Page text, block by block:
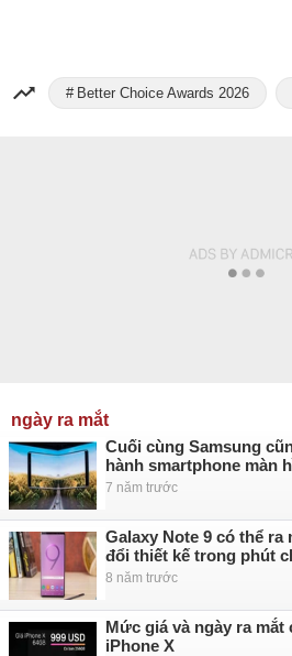
Better Choice Awards 2026
ngày ra mắt
Cuối cùng Samsung
hành smartphone màn
7 năm trước
Galaxy Note 9 có thể ra
đổi thiết kế trong phút
8 năm trước
Mức giá và ngày ra mắt
iPhone X